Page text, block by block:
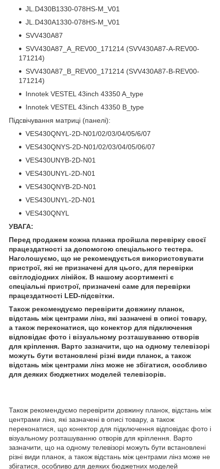
JL.D430B1330-078HS-M_V01
JL.D430A1330-078HS-M_V01
SVV430A87
SVV430A87_A_REV00_171214 (SVV430A87-A-REV00-
171214)
SVV430A87_B_REV00_171214 (SVV430A87-B-REV00-
171214)
Innotek VESTEL 43inch 43350 A_type
Innotek VESTEL 43inch 43350 B_type
Підсвічування матриці (панелі):
VES430QNYL-2D-N01/02/03/04/05/6/07
VES430QNYS-2D-N01/02/03/04/05/06/07
VES430UNYB-2D-N01
VES430UNYL-2D-N01
VES430QNYB-2D-N01
VES430UNYL-2D-N01
VES430QNYL
УВАГА:
Перед продажем кожна планка пройшла перевірку своєї
працездатності за допомогою спеціального тестера.
Наголошуємо, що не рекомендується використовувати
пристрої, які не призначені для цього, для перевірки
світлодіодних лінійок. В нашому асортименті є
спеціальні пристрої, призначені саме для перевірки
працездатності LED-підсвітки.
Також рекомендуємо перевірити довжину планок,
відстань між центрами лінз, які зазначені в описі товару,
а також переконатися, що конектор для підключення
відповідає фото і візуальному розташуванню отворів
для кріплення. Варто зазначити, що на одному телевізорі
можуть бути встановлені різні види планок, а також
відстань між центрами лінз може не збігатися, особливо
для деяких бюджетних моделей телевізорів.
Також рекомендуємо перевірити довжину планок, відстань між
центрами лінз, які зазначені в описі товару, а також
переконатися, що конектор для підключення відповідає фото і
візуальному розташуванню отворів для кріплення. Варто
зазначити, що на одному телевізорі можуть бути встановлені
різні види планок, а також відстань між центрами лінз може не
збігатися, особливо для деяких бюджетних моделей